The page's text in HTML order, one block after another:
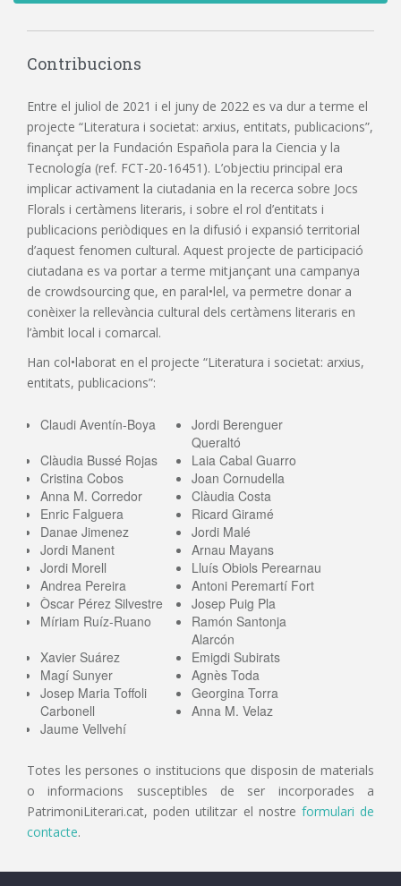
Contribucions
Entre el juliol de 2021 i el juny de 2022 es va dur a terme el
projecte “Literatura i societat: arxius, entitats, publicacions”,
finançat per la Fundación Española para la Ciencia y la
Tecnología (ref. FCT-20-16451). L’objectiu principal era
implicar activament la ciutadania en la recerca sobre Jocs
Florals i certàmens literaris, i sobre el rol d’entitats i
publicacions periòdiques en la difusió i expansió territorial
d’aquest fenomen cultural. Aquest projecte de participació
ciutadana es va portar a terme mitjançant una campanya
de crowdsourcing que, en paral•lel, va permetre donar a
conèixer la rellevància cultural dels certàmens literaris en
l’àmbit local i comarcal.
Han col•laborat en el projecte “Literatura i societat: arxius,
entitats, publicacions”:
Claudi Aventín-Boya
Jordi Berenguer
Queraltó
Clàudia Bussé Rojas
Laia Cabal Guarro
Cristina Cobos
Joan Cornudella
Anna M. Corredor
Clàudia Costa
Enric Falguera
Ricard Giramé
Danae Jimenez
Jordi Malé
Jordi Manent
Arnau Mayans
Jordi Morell
Lluís Obiols Perearnau
Andrea Pereira
Antoni Peremartí Fort
Òscar Pérez Silvestre
Josep Puig Pla
Míriam Ruíz-Ruano
Ramón Santonja
Alarcón
Xavier Suárez
Emigdi Subirats
Magí Sunyer
Agnès Toda
Josep Maria Toffoli
Carbonell
Georgina Torra
Anna M. Velaz
Jaume Vellvehí
Totes les persones o institucions que disposin de materials
o informacions susceptibles de ser incorporades a
PatrimoniLiterari.cat, poden utilitzar el nostre formulari de
contacte.